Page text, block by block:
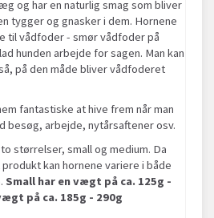
og har en naturlig smag som bliver
tygger og gnasker i dem. Hornene
til vådfoder - smør vådfoder på
hunden arbejde for sagen. Man kan
på den måde bliver vådfoderet
fantastiske at hive frem når man
besøg, arbejde, nytårsaftener osv.
størrelser, small og medium. Da
kan hornene variere i både
Small har en vægt på ca. 125g -
på ca. 185g - 290g